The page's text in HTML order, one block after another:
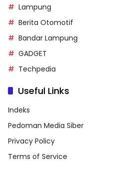
Lampung
Berita Otomotif
Bandar Lampung
GADGET
Techpedia
Useful Links
Indeks
Pedoman Media Siber
Privacy Policy
Terms of Service